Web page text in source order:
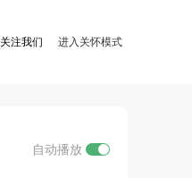
关注我们 进入关怀模式
自动播放